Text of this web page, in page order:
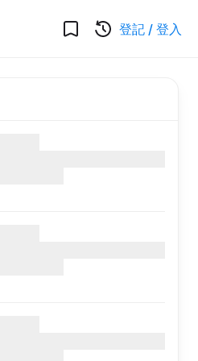
登記 / 登入